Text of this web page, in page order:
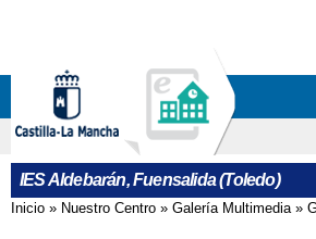
IES Aldebarán, Fuensalida (Toledo)
Se encuentra usted
Inicio » Nuestro Centro » Galería Multimedia»